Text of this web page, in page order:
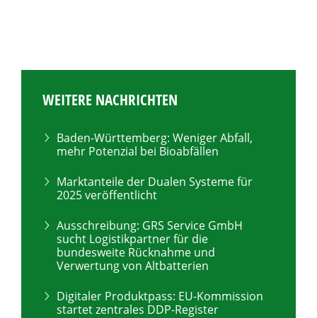
WEITERE NACHRICHTEN
Baden-Württemberg: Weniger Abfall,
mehr Potenzial bei Bioabfällen
Marktanteile der Dualen Systeme für
2025 veröffentlicht
Ausschreibung: GRS Service GmbH
sucht Logistikpartner für die
bundesweite Rücknahme und
Verwertung von Altbatterien
Digitaler Produktpass: EU-Kommission
startet zentrales DDP-Register